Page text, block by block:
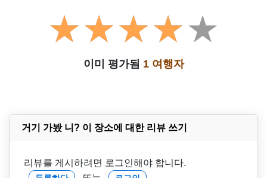
이미 평가됨 1 여행자
거기 가봤 니? 이 장소에 대한 리뷰 쓰기
리뷰를 게시하려면 로그인해야 합니다.